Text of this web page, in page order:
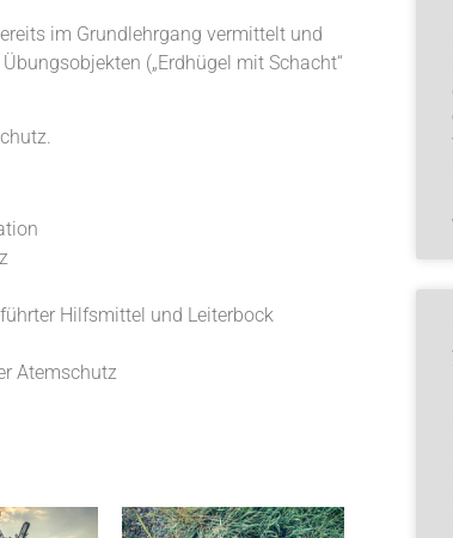
im Grundlehrgang vermittelt und
(„Erdhügel mit Schacht“
Hilfsmittel und Leiterbock
Atemschutz